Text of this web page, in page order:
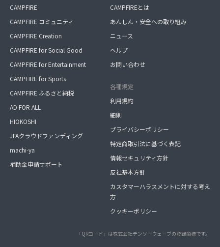
CAMPFIRE
CAMPFIRE コミュニティ
CAMPFIRE Creation
CAMPFIRE for Social Good
CAMPFIRE for Entertainment
CAMPFIRE for Sports
CAMPFIRE ふるさと納税
AD FOR ALL
HIOKOSHI
JFAクラウドファンディング
machi-ya
補助金申請サポート
CAMPFIREとは
あんしん・安全への取り組み
ニュース
ヘルプ
お問い合わせ
各種規定
利用規約
細則
プライバシーポリシー
特定商取引法に基づく表記
情報セキュリティ方針
反社基本方針
カスタマーハラスメントに対する考え
方
クッキーポリシー
「QRコード」は株式会社デンソーウェーブの登録商標です。